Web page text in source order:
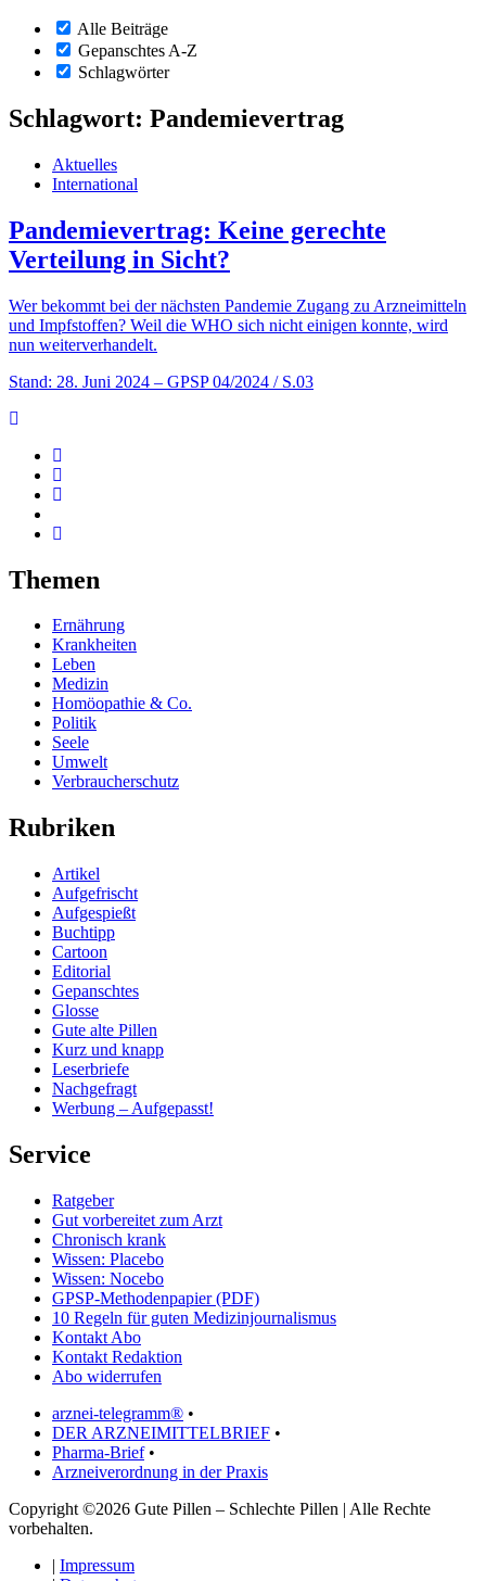
Alle Beiträge
Gepanschtes A-Z
Schlagwörter
Schlagwort: Pandemievertrag
Aktuelles
International
Pandemievertrag: Keine gerechte
Verteilung in Sicht?
Wer bekommt bei der nächsten Pandemie Zugang zu Arzneimitteln
und Impfstoffen? Weil die WHO sich nicht einigen konnte, wird
nun weiterverhandelt.
Stand: 28. Juni 2024 – GPSP 04/2024 / S.03
Themen
Ernährung
Krankheiten
Leben
Medizin
Homöopathie & Co.
Politik
Seele
Umwelt
Verbraucherschutz
Rubriken
Artikel
Aufgefrischt
Aufgespießt
Buchtipp
Cartoon
Editorial
Gepanschtes
Glosse
Gute alte Pillen
Kurz und knapp
Leserbriefe
Nachgefragt
Werbung – Aufgepasst!
Service
Ratgeber
Gut vorbereitet zum Arzt
Chronisch krank
Wissen: Placebo
Wissen: Nocebo
GPSP-Methodenpapier (PDF)
10 Regeln für guten Medizinjournalismus
Kontakt Abo
Kontakt Redaktion
Abo widerrufen
arznei-telegramm® •
DER ARZNEIMITTELBRIEF •
Pharma-Brief•
Arzneiverordnung in der Praxis
Copyright ©2026 Gute Pillen – Schlechte Pillen | Alle Rechte
vorbehalten.
| Impressum